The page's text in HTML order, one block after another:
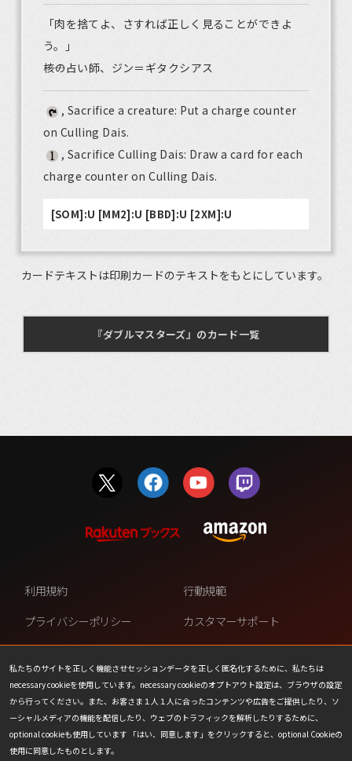
「肉を捨てよ、さすれば正しく見ることができよ
う。」
――核の占い師、ジン＝ギタクシアス
, Sacrifice a creature: Put a charge counter
on Culling Dais.
, Sacrifice Culling Dais: Draw a card for each
charge counter on Culling Dais.
[SOM]:U [MM2]:U [BBD]:U [2XM]:U
カードテキストは印刷カードのテキストをもとにしています。
『ダブルマスターズ』のカード一覧
私たちのサイトを正しく機能させセッションデータを正しく匿名化するために、私たちは
necessary cookieを使用しています。necessary cookieのオプトアウト設定は、ブラウザの設定
から行ってください。また、お客さま１人１人に合ったコンテンツや広告をご提供したり、ソ
ーシャルメディアの機能を配信したり、ウェブのトラフィックを解析したりするために、
optional cookieも使用しています 「はい、同意します」をクリックすると、optional Cookieの
使用に同意したものとします。
利用規約
行動規範
プライバシーポリシー
カスタマーサポート
ファンコンテンツ・ポリシー
個人情報の販売や共有を許可し
ない
COOKIE
プレスリリース
会社情報
お問い合わせ